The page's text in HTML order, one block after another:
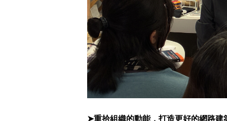
➤重拾組織的動能，打造更好的網路建